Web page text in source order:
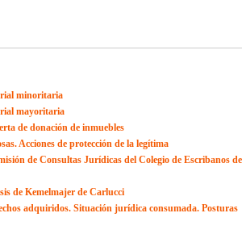
minoritaria
mayoritaria
de donación de inmuebles
Acciones de protección de la legítima
de Consultas Jurídicas del Colegio de Escribanos
de Kemelmajer de Carlucci
adquiridos. Situación jurídica consumada. Posturas